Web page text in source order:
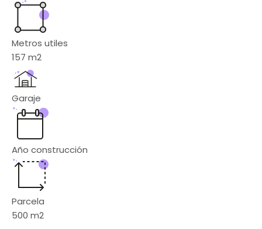
Metros utiles
157 m2
Garaje
Año construcción
Parcela
500 m2